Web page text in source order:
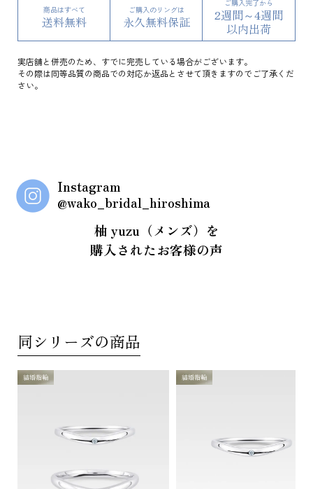
商品はすべて
送料無料
ご購入のリングは
永久無料保証
ご購入完了から
2週間～4週間
以内出荷
実店舗と併売のため、すでに完売している場合がございます。
その際は同等品質の商品での対応か返品とさせて頂きますのでご了承くだ
さい。
Instagram
@wako_bridal_hiroshima
柚 yuzu（メンズ）を
購入されたお客様の声
同シリーズの商品
結婚指輪 結婚指輪